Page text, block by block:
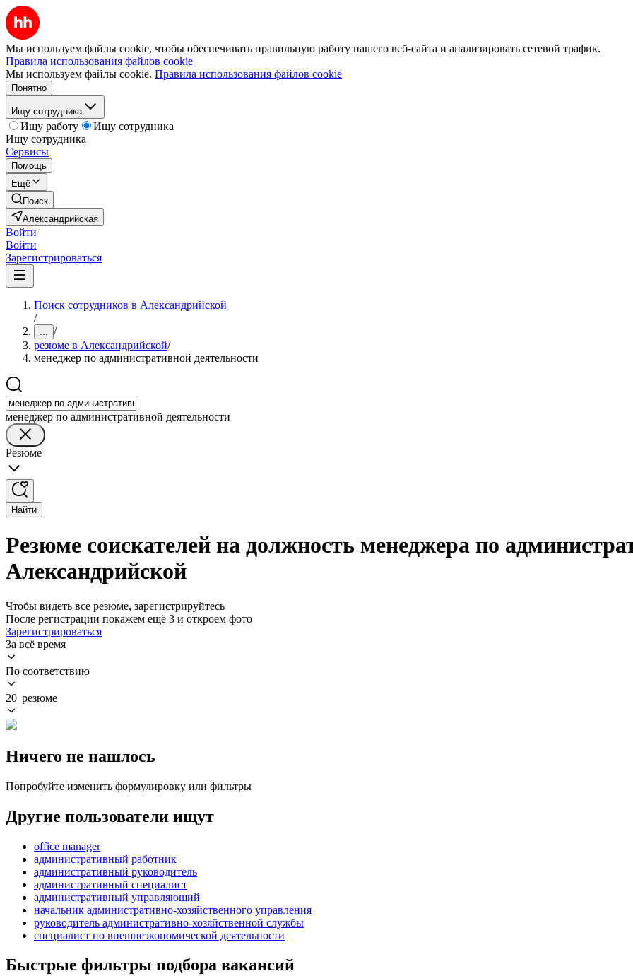
Мы используем файлы cookie, чтобы обеспечивать правильную работу нашего веб-сайта и анализировать сетевой трафик.
Правила использования файлов cookie
Мы используем файлы cookie. Правила использования файлов cookie
Понятно
Ищу сотрудника
Ищу работу
Ищу сотрудника
Ищу сотрудника
Сервисы
Помощь
Ещё
Поиск
Александрийская
Войти
Войти
Зарегистрироваться
Поиск сотрудников в Александрийской
/
... /
резюме в Александрийской/
менеджер по административной деятельности
менеджер по административной деятельности
Резюме
Найти
Резюме соискателей на должность менеджера по
Александрийской
Чтобы видеть все резюме, зарегистрируйтесь
После регистрации покажем ещё 3 и откроем фото
Зарегистрироваться
За всё время
По соответствию
20 резюме
Ничего не нашлось
Попробуйте изменить формулировку или фильтры
Другие пользователи ищут
office manager
административный работник
административный руководитель
административный специалист
административный управляющий
начальник административно-хозяйственного управления
руководитель административно-хозяйственной службы
специалист по внешнеэкономической деятельности
Быстрые фильтры подбора вакансий